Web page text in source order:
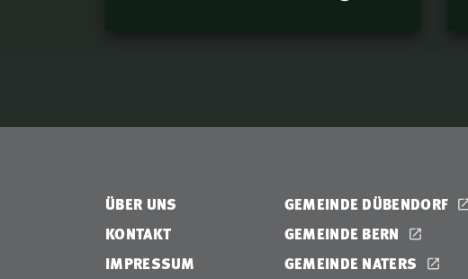
ÜBER UNS
KONTAKT
IMPRESSUM
GEMEINDE DÜBENDORF
GEMEINDE BERN
GEMEINDE NATERS